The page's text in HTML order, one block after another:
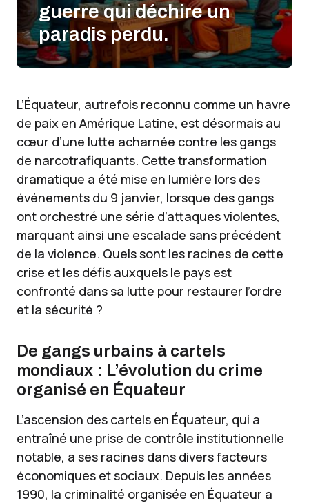
guerre qui déchire un
paradis perdu.
L’Équateur, autrefois reconnu comme un havre
de paix en Amérique Latine, est désormais au
cœur d’une lutte acharnée contre les gangs
de narcotrafiquants. Cette transformation
dramatique a été mise en lumière lors des
événements du 9 janvier, lorsque des gangs
ont orchestré une série d’attaques violentes,
marquant ainsi une escalade sans précédent
de la violence. Quels sont les racines de cette
crise et les défis auxquels le pays est
confronté dans sa lutte pour restaurer l’ordre
et la sécurité ?
De gangs urbains à cartels
mondiaux : L’évolution du crime
organisé en Équateur
L’ascension des cartels en Équateur, qui a
entraîné une prise de contrôle institutionnelle
notable, a ses racines dans divers facteurs
économiques et sociaux. Depuis les années
1990, la criminalité organisée en Équateur a